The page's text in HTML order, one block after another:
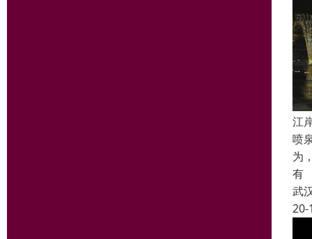
江
喷
为
有
武
20-